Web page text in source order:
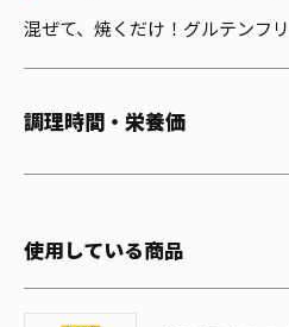
キーワードから探す
ウェルネスフォーラム
食育・イベント
未来の桜プロジェクト
店舗検索
THE ITOEN
健康体
混ぜて、焼くだけ！グルテンフ
調理時間・栄養価
使用している商品